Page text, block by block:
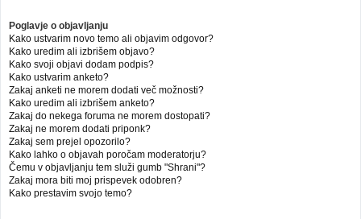
Poglavje o objavljanju
Kako ustvarim novo temo ali objavim odgovor?
Kako uredim ali izbrišem objavo?
Kako svoji objavi dodam podpis?
Kako ustvarim anketo?
Zakaj anketi ne morem dodati več možnosti?
Kako uredim ali izbrišem anketo?
Zakaj do nekega foruma ne morem dostopati?
Zakaj ne morem dodati priponk?
Zakaj sem prejel opozorilo?
Kako lahko o objavah poročam moderatorju?
Čemu v objavljanju tem služi gumb "Shrani"?
Zakaj mora biti moj prispevek odobren?
Kako prestavim svojo temo?